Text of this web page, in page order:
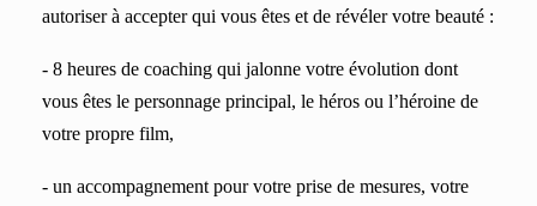
autoriser à accepter qui vous êtes et de révéler votre beauté :
- 8 heures de coaching qui jalonne votre évolution dont
vous êtes le personnage principal, le héros ou l’héroine de
votre propre film,
- un accompagnement pour votre prise de mesures, votre